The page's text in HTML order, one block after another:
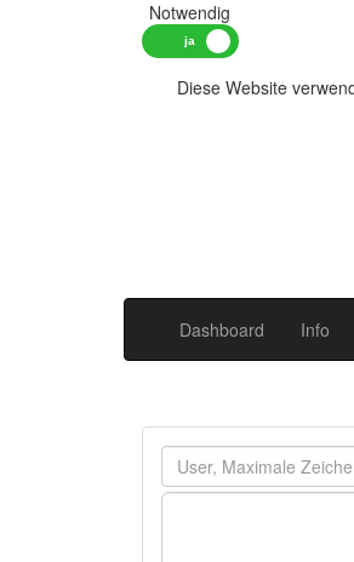
Notwendig
Diese Website
Dashboard Info